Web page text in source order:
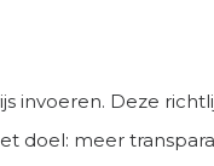
invoeren. Deze
doel: meer